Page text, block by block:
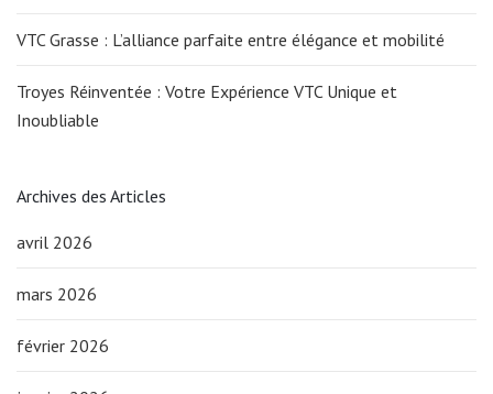
VTC Grasse : L’alliance parfaite entre élégance et mobilité
Troyes Réinventée : Votre Expérience VTC Unique et
Inoubliable
Archives des Articles
avril 2026
mars 2026
février 2026